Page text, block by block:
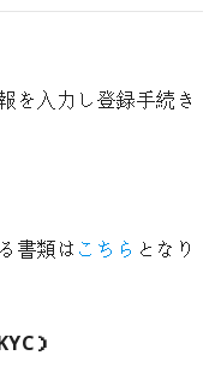
を入力し登録手続き
書類はこちら となり
）